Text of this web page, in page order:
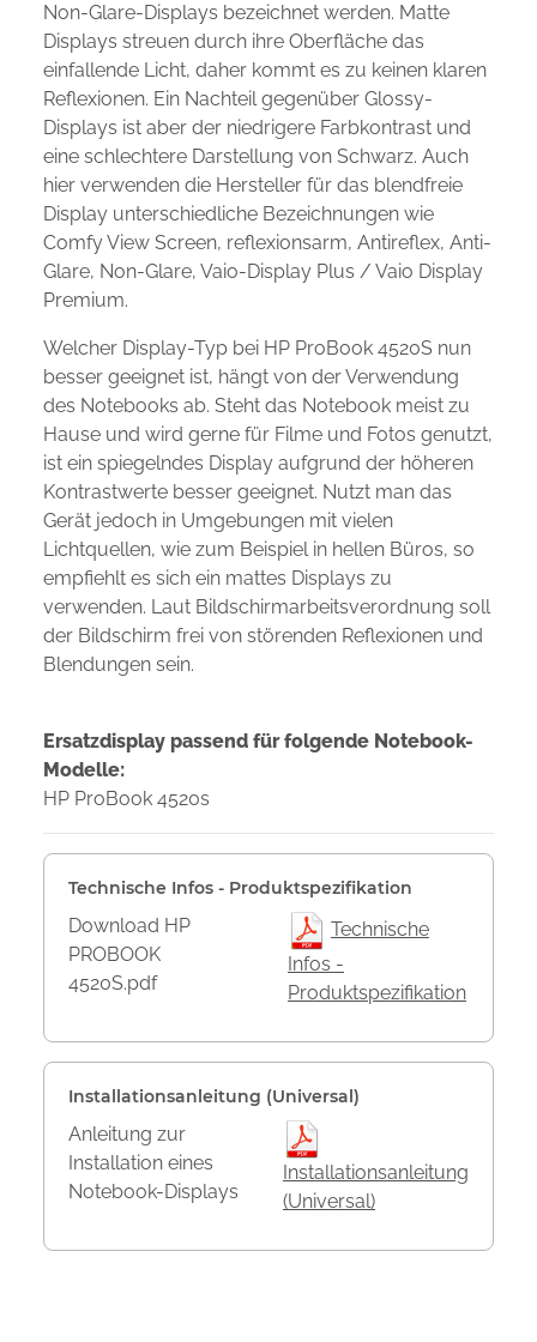
Non-Glare-Displays bezeichnet werden. Matte
Displays streuen durch ihre Oberfläche das
einfallende Licht, daher kommt es zu keinen klaren
Reflexionen. Ein Nachteil gegenüber Glossy-
Displays ist aber der niedrigere Farbkontrast und
eine schlechtere Darstellung von Schwarz. Auch
hier verwenden die Hersteller für das blendfreie
Display unterschiedliche Bezeichnungen wie
Comfy View Screen, reflexionsarm, Antireflex, Anti-
Glare, Non-Glare, Vaio-Display Plus / Vaio Display
Premium.
Welcher Display-Typ bei HP ProBook 4520S nun
besser geeignet ist, hängt von der Verwendung
des Notebooks ab. Steht das Notebook meist zu
Hause und wird gerne für Filme und Fotos genutzt,
ist ein spiegelndes Display aufgrund der höheren
Kontrastwerte besser geeignet. Nutzt man das
Gerät jedoch in Umgebungen mit vielen
Lichtquellen, wie zum Beispiel in hellen Büros, so
empfiehlt es sich ein mattes Displays zu
verwenden. Laut Bildschirmarbeitsverordnung soll
der Bildschirm frei von störenden Reflexionen und
Blendungen sein.
Ersatzdisplay passend für folgende Notebook-
Modelle:
HP ProBook 4520s
Technische Infos - Produktspezifikation
Download HP
PROBOOK
4520S.pdf
Technische
Infos -
Produktspezifikation
Installationsanleitung (Universal)
Anleitung zur
Installation eines
Notebook-Displays
Installationsanleitung
(Universal)